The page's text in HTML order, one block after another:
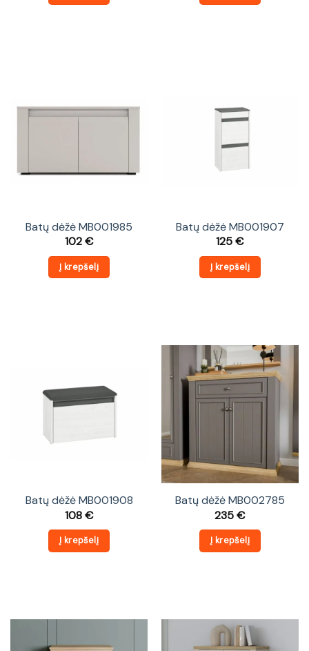
Batų dėžė MB001985
102€
Į krepšelį
Batų dėžė MB001907
125€
Į krepšelį
Batų dėžė MB001908
108€
Į krepšelį
Batų dėžė MB002785
235€
Į krepšelį